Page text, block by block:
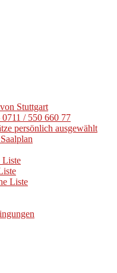
Stuttgart
/ 550 660 77
persönlich ausgewählt
Liste
Liste